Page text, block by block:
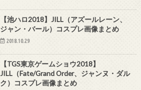
【池ハロ2018】JILL（アズールレーン、
ジャン・バール）コスプレ画像まとめ
2018.10.29
【TGS東京ゲームショウ2018】
JILL（Fate/Grand Order、ジャンヌ・ダル
ク）コスプレ画像まとめ